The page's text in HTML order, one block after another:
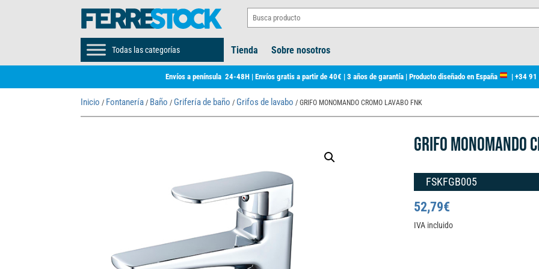
Todas las categorías Tienda Sobre nosotros
Envíos a península 24-48H | Envíos gratis a partir de 40€ | 3 años de garantía | Producto diseñado en España | +34
Inicio / Fontanería / Baño / Grifería de baño / Grifos de lavabo / GRIFO MONOMANDO CROMO LAVABO FNK
GRIFO MONOMANDO
FSKFGB005
52,79€
IVA incluido